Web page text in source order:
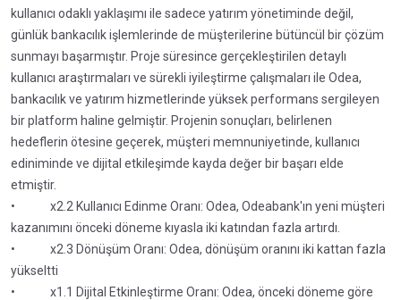
kullanıcı odaklı yaklaşımı ile sadece yatırım yönetiminde değil,
günlük bankacılık işlemlerinde de müşterilerine bütüncül bir çözüm
sunmayı başarmıştır. Proje süresince gerçekleştirilen detaylı
kullanıcı araştırmaları ve sürekli iyileştirme çalışmaları ile Odea,
bankacılık ve yatırım hizmetlerinde yüksek performans sergileyen
bir platform haline gelmiştir. Projenin sonuçları, belirlenen
hedeflerin ötesine geçerek, müşteri memnuniyetinde, kullanıcı
ediniminde ve dijital etkileşimde kayda değer bir başarı elde
etmiştir.
• x2.2 Kullanıcı Edinme Oranı: Odea, Odeabank'ın yeni müşteri
kazanımını önceki döneme kıyasla iki katından fazla artırdı.
• x2.3 Dönüşüm Oranı: Odea, dönüşüm oranını iki kattan fazla
yükseltti
• x1.1 Dijital Etkinleştirme Oranı: Odea, önceki döneme göre